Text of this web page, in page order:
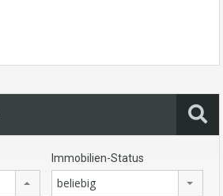
Immobilien-Status
beliebig